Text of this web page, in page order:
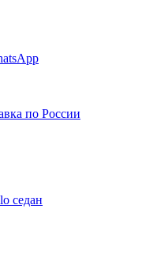
по России
седан